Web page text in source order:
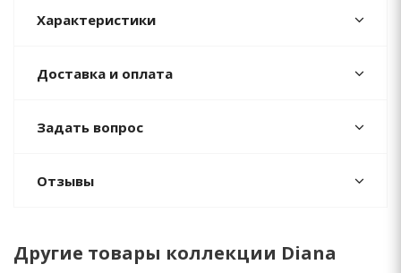
Характеристики
Доставка и оплата
Задать вопрос
Отзывы
Другие товары коллекции Diana